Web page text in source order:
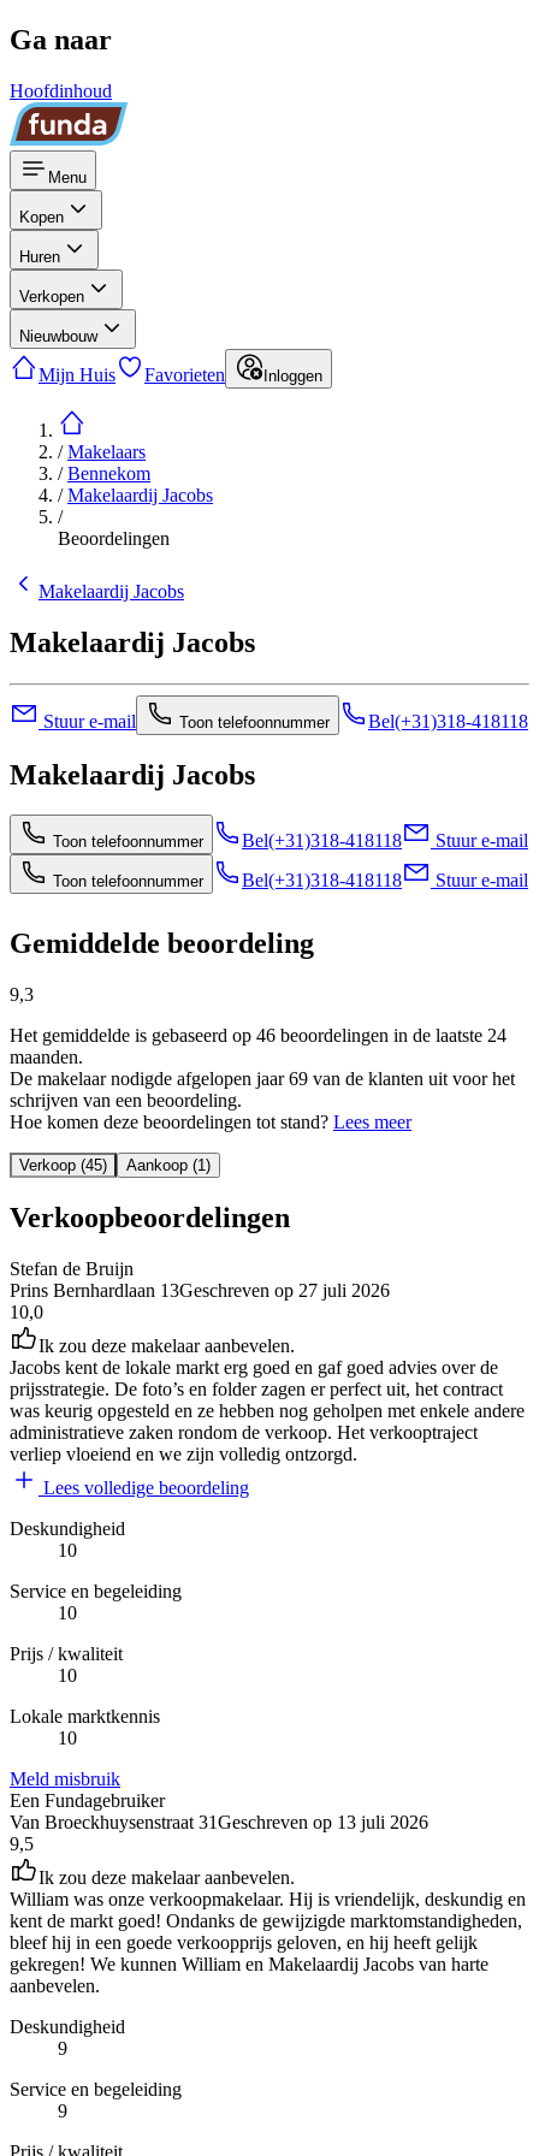
Ga naar
Hoofdinhoud
Menu
Kopen
Huren
Verkopen
Nieuwbouw
Mijn Huis Favorieten Inloggen
/Makelaars
/Bennekom
/Makelaardij Jacobs
/
Beoordelingen
Makelaardij Jacobs
Makelaardij Jacobs
Stuur e-mail Toon telefoonnummer Bel(+31)318-418118
Makelaardij Jacobs
Toon telefoonnummer Bel(+31)318-418118 Stuur e-mail
Toon telefoonnummer Bel(+31)318-418118 Stuur e-mail
Gemiddelde beoordeling
9,3
Het gemiddelde is gebaseerd op 46 beoordelingen in de laatste 24
maanden.
De makelaar nodigde afgelopen jaar 69 van de klanten uit voor het
schrijven van een beoordeling.
Hoe komen deze beoordelingen tot stand? Lees meer
Verkoop (45) Aankoop (1)
Verkoopbeoordelingen
Stefan de Bruijn
Prins Bernhardlaan 13Geschreven op 27 juli 2026
10,0
Ik zou deze makelaar aanbevelen.
Jacobs kent de lokale markt erg goed en gaf goed advies over de
prijsstrategie. De foto’s en folder zagen er perfect uit, het contract
was keurig opgesteld en ze hebben nog geholpen met enkele andere
administratieve zaken rondom de verkoop. Het verkooptraject
verliep vloeiend en we zijn volledig ontzorgd.
Lees volledige beoordeling
Deskundigheid
10
Service en begeleiding
10
Prijs / kwaliteit
10
Lokale marktkennis
10
Meld misbruik
Een Fundagebruiker
Van Broeckhuysenstraat 31Geschreven op 13 juli 2026
9,5
Ik zou deze makelaar aanbevelen.
William was onze verkoopmakelaar. Hij is vriendelijk, deskundig en
kent de markt goed! Ondanks de gewijzigde marktomstandigheden,
bleef hij in een goede verkoopprijs geloven, en hij heeft gelijk
gekregen! We kunnen William en Makelaardij Jacobs van harte
aanbevelen.
Deskundigheid
9
Service en begeleiding
9
Prijs / kwaliteit